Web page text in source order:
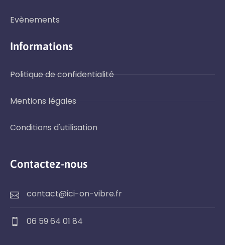
Evènements
Informations
Politique de confidentialité
Mentions légales
Conditions d'utilisation
Contactez-nous
contact@ici-on-vibre.fr
06 59 64 01 84